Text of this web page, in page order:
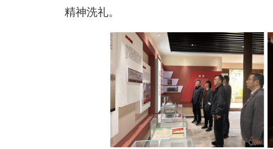
精神洗礼。